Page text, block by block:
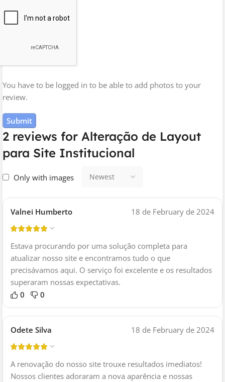
2 reviews for Alteração de Layout
para Site Institucional
Only with images
Valnei Humberto 18 de February de 2024
Estava procurando por uma solução completa para
atualizar nosso site e encontramos tudo o que
precisávamos aqui. O serviço foi excelente e os resultados
superaram nossas expectativas.
0
0
Odete Silva 18 de February de 2024
A renovação do nosso site trouxe resultados imediatos!
Nossos clientes adoraram a nova aparência e nossas
You have to be logged in to be able to add photos to your
review.